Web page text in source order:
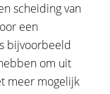
scheiding van
een
bijvoorbeeld
om uit
meer mogelijk